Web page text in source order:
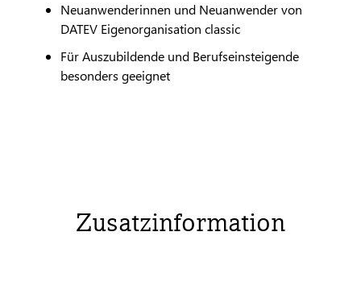
Neuanwenderinnen und Neuanwender von
DATEVEigenorganisation classic
​Für Auszubildende und Berufseinsteigende
besonders geeignet
Zusatzinformation